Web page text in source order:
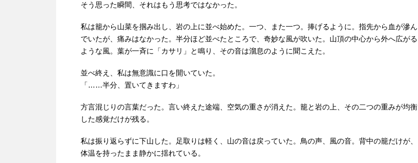
そう思った瞬間、それはもう思考ではなかった。
私は籠から山菜を掴み出し、岩の上に並べ始めた。一つ、また一つ。捧げるように。指先から血が滲ん
でいたが、痛みはなかった。半分ほど並べたところで、奇妙な風が吹いた。山頂の中心から外へ広がる
ような風。葉が一斉に「カサリ」と鳴り、その音は溜息のように聞こえた。
並べ終え、私は無意識に口を開いていた。
「……半分、置いてきますわ」
方言混じりの言葉だった。言い終えた途端、空気の重さが消えた。籠と岩の上、その二つの重みが均衡
した感覚だけが残る。
私は振り返らずに下山した。足取りは軽く、山の音は戻っていた。鳥の声、風の音。背中の籠だけが、
体温を持ったまま静かに揺れている。